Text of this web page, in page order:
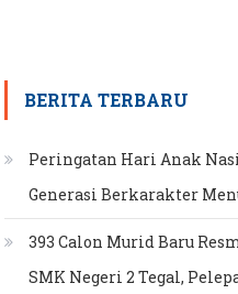
BERITA TERBARU
Peringatan Hari Anak
Generasi Berkarakter
393 Calon Murid Baru
SMK Negeri 2 Tegal,